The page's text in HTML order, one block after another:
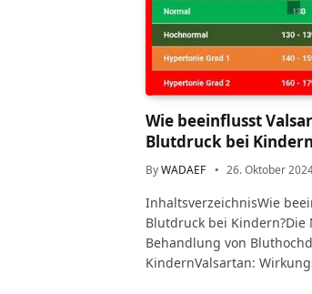
Wie beeinflusst
Blutdruck bei
ByWADAEF 26. Oktober
InhaltsverzeichnisWie
Blutdruck bei
Behandlung von
KindernValsartan: